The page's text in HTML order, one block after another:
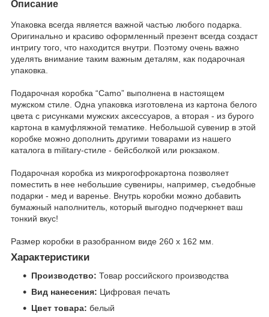
Описание
Упаковка всегда является важной частью любого подарка.
Оригинально и красиво оформленный презент всегда создаст
интригу того, что находится внутри. Поэтому очень важно
уделять внимание таким важным деталям, как подарочная
упаковка.
Подарочная коробка “Camo” выполнена в настоящем
мужском стиле. Одна упаковка изготовлена из картона белого
цвета с рисунками мужских аксессуаров, а вторая - из бурого
картона в камуфляжной тематике. Небольшой сувенир в этой
коробке можно дополнить другими товарами из нашего
каталога в military-стиле - бейсболкой или рюкзаком.
Подарочная коробка из микрогофрокартона позволяет
поместить в нее небольшие сувениры, например, съедобные
подарки - мед и варенье. Внутрь коробки можно добавить
бумажный наполнитель, который выгодно подчеркнет ваш
тонкий вкус!
Размер коробки в разобранном виде 260 х 162 мм.
Характеристики
Производство: Товар российского производства
Вид нанесения: Цифровая печать
Цвет товара: белый